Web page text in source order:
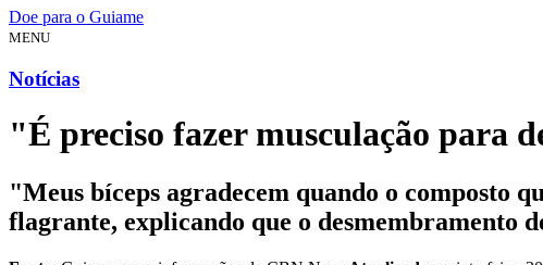
Doe para o Guiame
MENU
Notícias
"É preciso fazer musculação para
"Meus bíceps agradecem quando o composto
flagrante, explicando que o desmembramento